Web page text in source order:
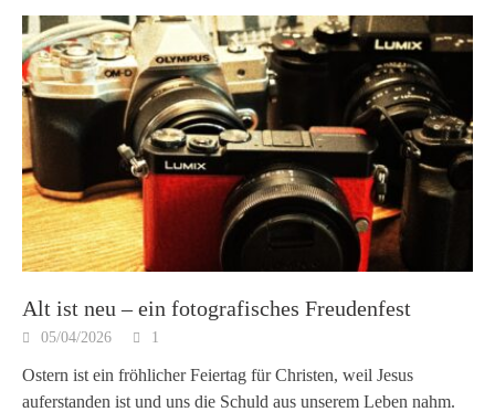
Alt ist neu – ein fotografisches Freudenfest
05/04/2026 1
Ostern ist ein fröhlicher Feiertag für Christen, weil Jesus
auferstanden ist und uns die Schuld aus unserem Leben nahm.